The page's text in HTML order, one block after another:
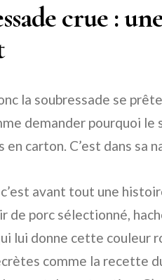
crue :
la soubressade se
demander pourquoi
carton. C’est dans sa
avant tout une
de porc sélectionné,
lui donne cette couleur
comme la recette